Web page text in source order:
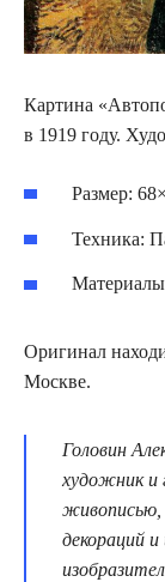
Картина
в 1919 году.
Размер:
Техника:
Оригинал
Москве.
Головин
художник и
живописью,
декораций